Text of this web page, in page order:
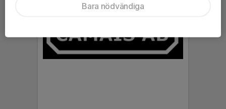
Bara nödvändiga